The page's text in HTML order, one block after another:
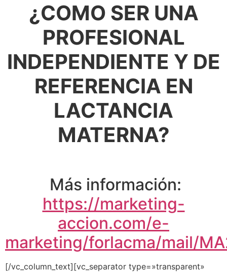
¿COMO SER UNA
PROFESIONAL
INDEPENDIENTE Y DE
REFERENCIA EN
LACTANCIA
MATERNA?
Más información:
https://marketing-
accion.com/e-
marketing/forlacma/mail/
[/vc_column_text][vc_separator type=»transparent»